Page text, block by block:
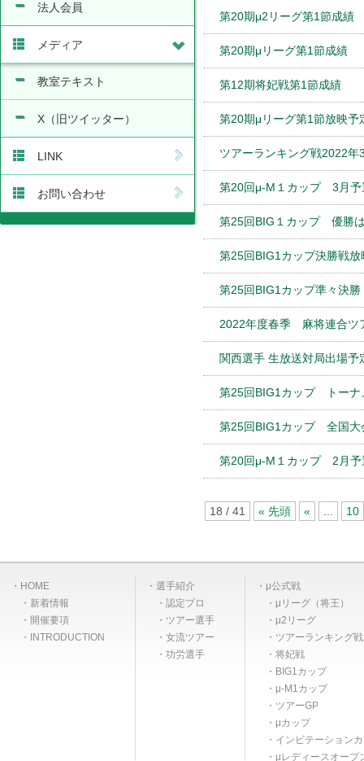
第20期μ2リーグ第1節成績
第20期μリーグ第1節成績
第12期将妃戦第1節成績
第20期μリーグ第1節放映予
ツアーランキング戦2022年
第20回μ-M１カップ 3月予
第25回BIG１カップ 優勝
第25回BIG1カップ決勝戦放
第25回BIG1カップ準々決
2022年度春季 麻将連合ツ
関西選手 生放送対局出場予
第25回BIG1カップ トーナ
第25回BIG1カップ 全国大
第20回μ-M１カップ 2月予
18 / 41 « 先頭 « 10
法人会員
メディア
教室テキスト
X（旧ツイッター）
LINK
お問い合わせ
HOME
新着情報
開催要項
INTRODUCTION
選手紹介
認定プロ
ツアー選手
女流ツアー
功労選手
μ公式戦
μリーグ（将王）
μ2リーグ
ツアーランキング
将妃戦
BIG1カップ
μ-M1カップ
ツアーGP
μカップ
インビテーション
μレディースオープ